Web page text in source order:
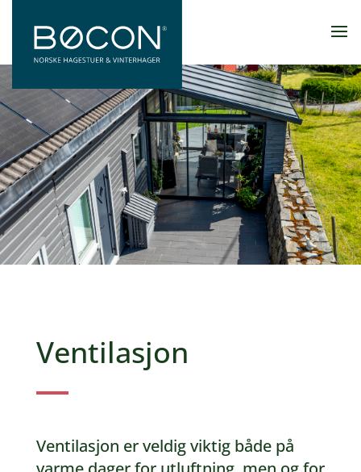
Ventilasjon
Ventilasjon er veldig viktig både på